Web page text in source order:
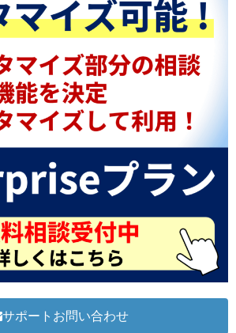
サポートお問い合わせ